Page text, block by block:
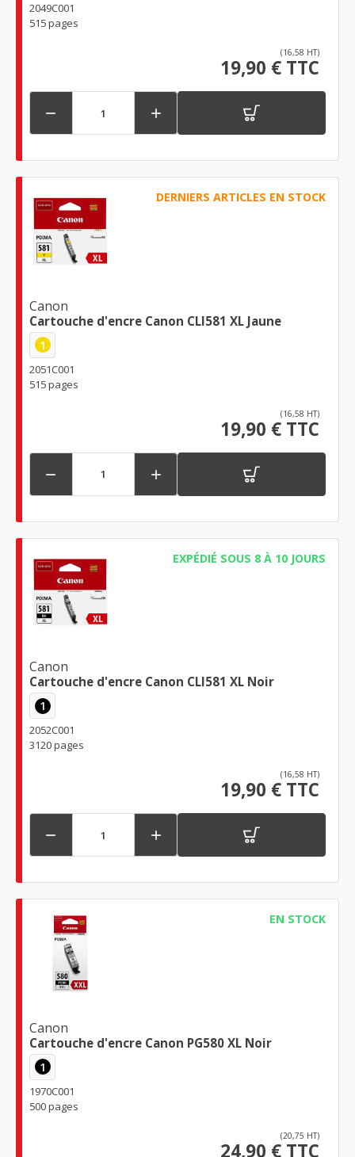
2049C001
515 pages
(16,58 HT)
19,90 € TTC
 
DERNIERS ARTICLES EN STOCK
Canon
Cartouche d'encre Canon CLI581 XL Jaune
1
2051C001
515 pages
(16,58 HT)
19,90 € TTC
 
EXPÉDIÉ SOUS 8 À 10 JOURS
Canon
Cartouche d'encre Canon CLI581 XL Noir
1
2052C001
3120 pages
(16,58 HT)
19,90 € TTC
 
EN STOCK
Canon
Cartouche d'encre Canon PG580 XL Noir
1
1970C001
500 pages
(20,75 HT)
24,90 € TTC